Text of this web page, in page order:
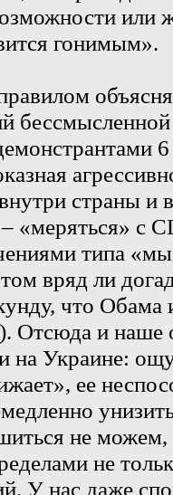
или
гонимым».
страны и
– «меряться» с
типа
вряд ли
что
Отсюда и наше
на Украине:
ее
не
не
У нас даже